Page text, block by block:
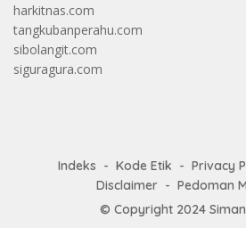
harkitnas.com
tangkubanperahu.com
sibolangit.com
siguragura.com
Indeks Kode Etik Privacy
Disclaimer
Pedoman
© Copyright 2024